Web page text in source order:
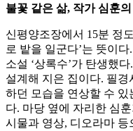
불꽃 같은 삶, 작가 심훈
신평양조장에서 15분 정
로 밭을 일군다’는 뜻이
소설 ‘상록수’가 탄생했
설계해 지은 집이다. 필
하던 모습을 연상할 수
다. 마당 옆에 자리한 심
시물과 영상, 디오라마